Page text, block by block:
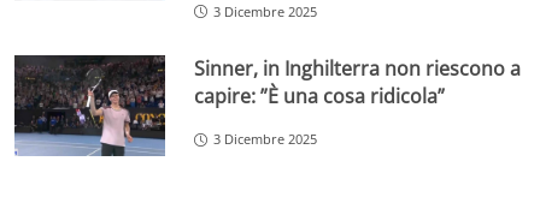
3 Dicembre 2025
Sinner, in Inghilterra non riescono a
capire: ”È una cosa ridicola”
3 Dicembre 2025